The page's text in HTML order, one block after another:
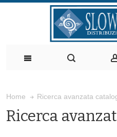
Home Ricerca avanzata
Ricerca